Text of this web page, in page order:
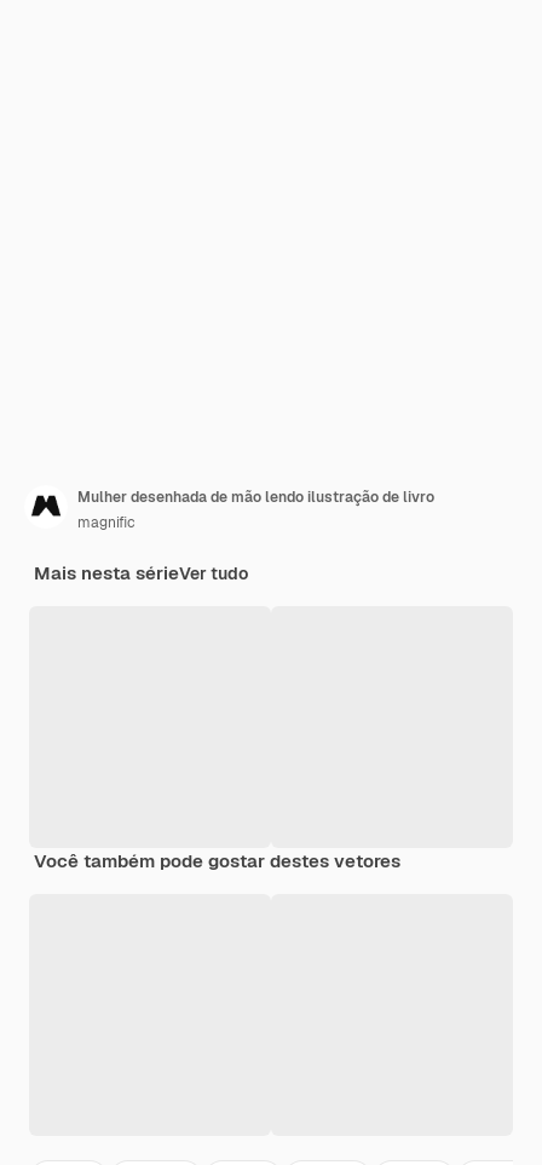
Mulher desenhada de mão lendo ilustração de livro
magnific
Mais nesta sérieVer tudo
Você também pode gostar destes vetores